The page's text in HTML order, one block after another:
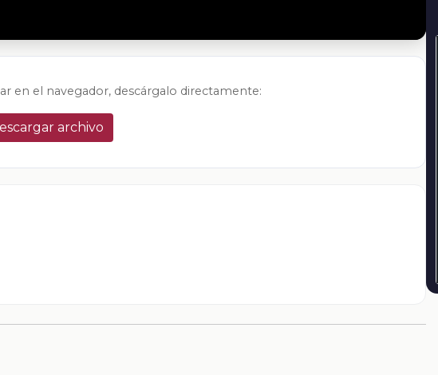
en el navegador, descárgalo directamente:
archivo